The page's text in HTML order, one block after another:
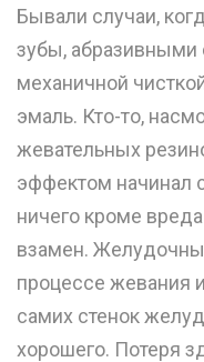
Бывали случаи,
зубы, абразивными
механичной
эмаль. Кто-то,
жевательных
эффектом начинал
ничего кроме
взамен.
процессе жевания
самих стенок
хорошего. Потеря